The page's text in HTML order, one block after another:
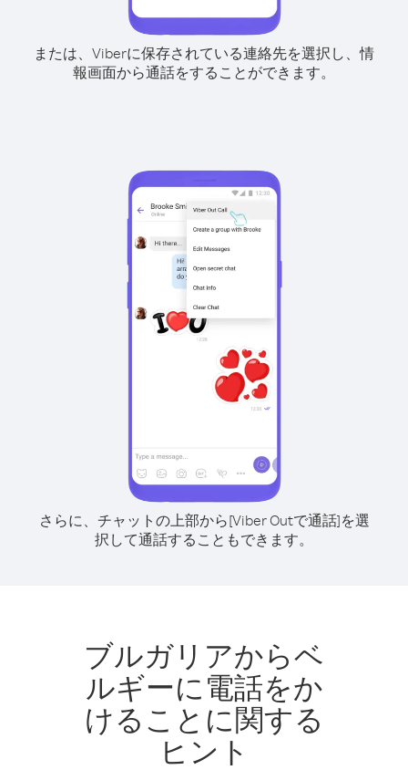
または、Viberに保存されている連絡先を選択し、情
報画面から通話をすることができます。
さらに、チャットの上部から[Viber Outで通話]を選
択して通話することもできます。
ブルガリアからベ
ルギーに電話をか
けることに関する
ヒント